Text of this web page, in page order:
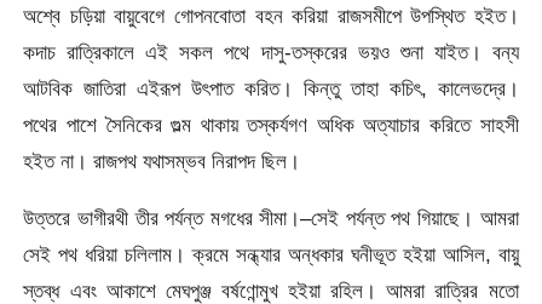
অশ্বে চড়িয়া বায়ুবেগে গোপনবোতা বহন করিয়া রাজসমীপে উপস্থিত হইত।
কদাচ রাত্রিকালে এই সকল পথে দাসু-তস্করের ভয়ও শুনা যাইত। বন্য
আটবিক জাতিরা এইরূপ উৎপাত করিত। কিন্তু তাহা কচিৎ, কালেভদ্রে।
পথের পাশে সৈনিকের গুল্ম থাকায় তস্কর্যগণ অধিক অত্যাচার করিতে সাহসী
হইত না। রাজপথ যথাসম্ভব নিরাপদ ছিল।
উত্তরে ভাগীরথী তীর পর্যন্ত মগধের সীমা।–সেই পর্যন্ত পথ গিয়াছে। আমরা
সেই পথ ধরিয়া চলিলাম। ক্রমে সন্ধ্যার অন্ধকার ঘনীভূত হইয়া আসিল, বায়ু
স্তব্ধ এবং আকাশে মেঘপুঞ্জ বর্ষণোন্মুখ হইয়া রহিল। আমরা রাত্রির মতো